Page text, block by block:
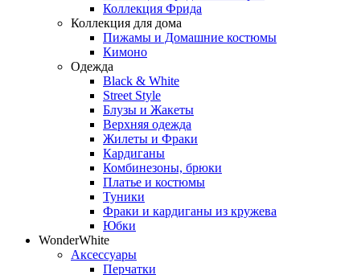
Коллекция Фрида
Коллекция для дома
Пижамы и Домашние костюмы
Кимоно
Одежда
Black & White
Street Style
Блузы и Жакеты
Верхняя одежда
Жилеты и Фраки
Кардиганы
Комбинезоны, брюки
Платье и костюмы
Туники
Фраки и кардиганы из кружева
Юбки
WonderWhite
Аксессуары
Перчатки